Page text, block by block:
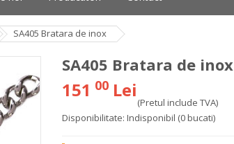
SA405 Bratara de inox
SA405 Bratara de inox
151 00 Lei
(Pretul include TVA)
Disponibilitate: Indisponibil (0 bucati)